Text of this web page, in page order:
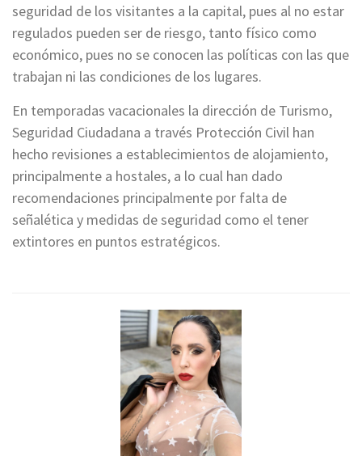
seguridad de los visitantes a la capital, pues al no estar
regulados pueden ser de riesgo, tanto físico como
económico, pues no se conocen las políticas con las que
trabajan ni las condiciones de los lugares.
En temporadas vacacionales la dirección de Turismo,
Seguridad Ciudadana a través Protección Civil han
hecho revisiones a establecimientos de alojamiento,
principalmente a hostales, a lo cual han dado
recomendaciones principalmente por falta de
señalética y medidas de seguridad como el tener
extintores en puntos estratégicos.